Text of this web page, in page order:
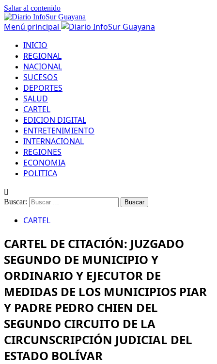
Saltar al contenido
Menú principal
INICIO
REGIONAL
NACIONAL
SUCESOS
DEPORTES
SALUD
CARTEL
EDICION DIGITAL
ENTRETENIMIENTO
INTERNACIONAL
REGIONES
ECONOMIA
POLITICA
Buscar:
CARTEL
CARTEL DE CITACIÓN: JUZGADO
SEGUNDO DE MUNICIPIO Y
ORDINARIO Y EJECUTOR DE
MEDIDAS DE LOS MUNICIPIOS PIAR
Y PADRE PEDRO CHIEN DEL
SEGUNDO CIRCUITO DE LA
CIRCUNSCRIPCIÓN JUDICIAL DEL
ESTADO BOLÍVAR